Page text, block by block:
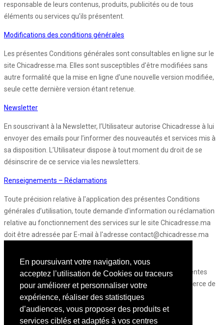
En poursuivant votre navigation, vous
acceptez l’utilisation de Cookies ou traceurs
pour améliorer et personnaliser votre
expérience, réaliser des statistiques
d’audiences, vous proposer des produits et
services ciblés et adaptés à vos centres
responsable de leurs contenus, produits, publicités ou de tous
éléments ou services qu'ils présentent.
Modifications des conditions générales
Les présentes Conditions générales sont consultables en ligne sur le
site Chicadresse.ma. Elles sont susceptibles d'être modifiées sans
autre formalité que la mise en ligne d'une nouvelle version modifiée,
seule cette dernière version étant retenue.
Newsletter
En souscrivant à la Newsletter, l’Utilisateur autorise Chicadresse à lui
envoyer des emails pour l’informer des nouveautés et services mis à
sa disposition. L’Utilisateur dispose à tout moment du droit de se
désinscrire de ce service via les newsletters.
Renseignements – Réclamations
Toute précision relative à l'application des présentes Conditions
générales d’utilisation, toute demande d'information ou réclamation
relative au fonctionnement des services sur le site Chicadresse.ma
doit être adressée par E-mail à l'adresse contact@chicadresse.ma
Tout litige portant sur l'interprétation ou l'exécution des présentes
sera soumis à la compétence exclusive du Tribunal de Commerce de
Casablanca, la loi marocaine étant applicable au fond et à la
procédure.